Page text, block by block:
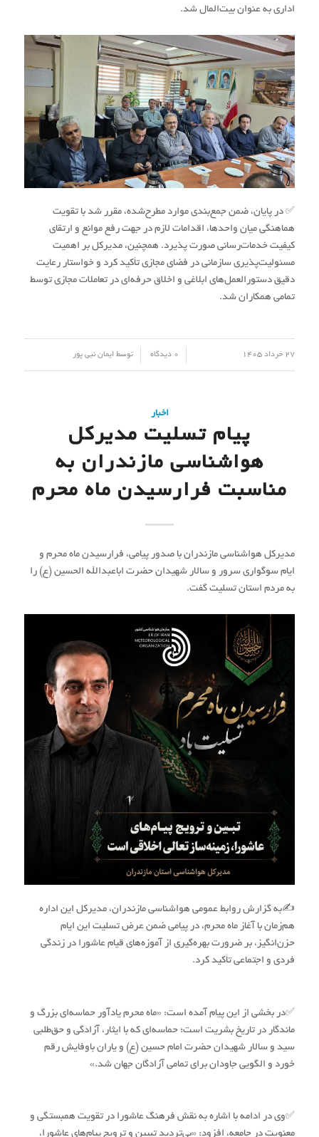
اداری به عنوان بیت‌المال شد.
✅ در پایان، ضمن جمع‌بندی موارد مطرح‌شده، مقرر شد با تقویت
هماهنگی میان واحدها، اقدامات لازم در جهت رفع موانع و ارتقای
کیفیت خدمات‌رسانی صورت پذیرد. همچنین، مدیرکل بر اهمیت
مسئولیت‌پذیری سازمانی در فضای مجازی تأکید کرد و خواستار رعایت
دقیق دستورالعمل‌های ابلاغی و اخلاق حرفه‌ای در تعاملات مجازی توسط
تمامی همکاران شد.
27 خرداد 1405 0 دیدگاه توسط ایمان نبی پور
اخبار
پیام تسلیت مدیرکل
هواشناسی مازندران به
مناسبت فرارسیدن ماه محرم
مدیرکل هواشناسی مازندران با صدور پیامی، فرارسیدن ماه محرم و
ایام سوگواری سرور و سالار شهیدان حضرت اباعبدالله الحسین (ع) را
به مردم استان تسلیت گفت.
✍به گزارش روابط عمومی هواشناسی مازندران، مدیرکل این اداره
هم‌زمان با آغاز ماه محرم، در پیامی ضمن عرض تسلیت این ایام
حزن‌انگیز، بر ضرورت بهره‌گیری از آموزه‌های قیام عاشورا در زندگی
فردی و اجتماعی تأکید کرد.
✅در بخشی از این پیام آمده است: «ماه محرم یادآور حماسه‌ای بزرگ و
ماندگار در تاریخ بشریت است؛ حماسه‌ای که با ایثار، آزادگی و حق‌طلبی
سید و سالار شهیدان حضرت امام حسین (ع) و یاران باوفایش رقم
خورد و الگویی جاودان برای تمامی آزادگان جهان شد.»
✅وی در ادامه با اشاره به نقش فرهنگ عاشورا در تقویت همبستگی و
معنویت در جامعه، افزود: «بی‌تردید تبیین و ترویج پیام‌های عاشورا،